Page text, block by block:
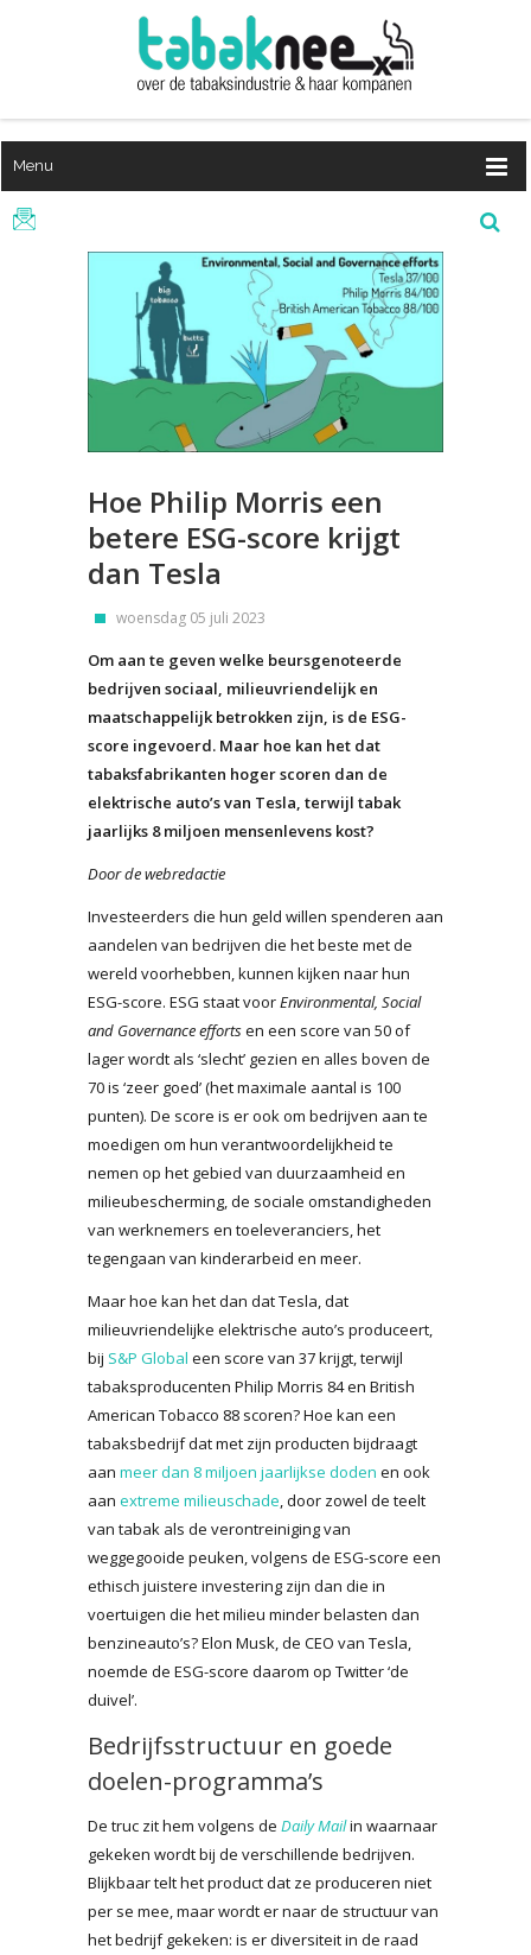
Menu
Hoe Philip Morris een
betere ESG-score krijgt
dan Tesla
woensdag 05 juli 2023
Om aan te geven welke beursgenoteerde
bedrijven sociaal, milieuvriendelijk en
maatschappelijk betrokken zijn, is de ESG-
score ingevoerd. Maar hoe kan het dat
tabaksfabrikanten hoger scoren dan de
elektrische auto’s van Tesla, terwijl tabak
jaarlijks 8 miljoen mensenlevens kost?
Door de webredactie
Investeerders die hun geld willen spenderen aan
aandelen van bedrijven die het beste met de
wereld voorhebben, kunnen kijken naar hun
ESG-score. ESG staat voorEnvironmental, Social
and Governance effortsen een score van 50 of
lager wordt als ‘slecht’ gezien en alles boven de
70 is ‘zeer goed’ (het maximale aantal is 100
punten). De score is er ook om bedrijven aan te
moedigen om hun verantwoordelijkheid te
nemen op het gebied van duurzaamheid en
milieubescherming, de sociale omstandigheden
van werknemers en toeleveranciers, het
tegengaan van kinderarbeid en meer.
Maar hoe kan het dan dat Tesla, dat
milieuvriendelijke elektrische auto’s produceert,
bij S&P Global een score van 37 krijgt, terwijl
tabaksproducenten Philip Morris 84 en British
American Tobacco 88 scoren? Hoe kan een
tabaksbedrijf dat met zijn producten bijdraagt
aan meer dan 8 miljoen jaarlijkse doden en ook
aan extreme milieuschade, door zowel de teelt
van tabak als de verontreiniging van
weggegooide peuken, volgens de ESG-score een
ethisch juistere investering zijn dan die in
voertuigen die het milieu minder belasten dan
benzineauto’s? Elon Musk, de CEO van Tesla,
noemde de ESG-score daarom op Twitter ‘de
duivel’.
Bedrijfsstructuur en goede
doelen-programma’s
De truc zit hem volgens de Daily Mailin waarnaar
gekeken wordt bij de verschillende bedrijven.
Blijkbaar telt het product dat ze produceren niet
per se mee, maar wordt er naar de structuur van
het bedrijf gekeken: is er diversiteit in de raad